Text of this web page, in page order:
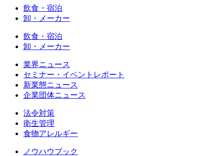
飲食・宿泊
卸・メーカー
飲食・宿泊
卸・メーカー
業界ニュース
セミナー・イベントレポート
新業態ニュース
企業団体ニュース
法令対策
衛生管理
食物アレルギー
ノウハウブック